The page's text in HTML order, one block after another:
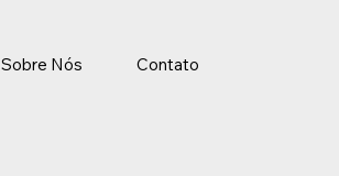
Sobre Nós Contato